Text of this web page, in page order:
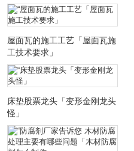
屋面瓦的施工工艺「屋面瓦施
工技术要求」
床垫股票龙头「变形金刚龙头
怪」